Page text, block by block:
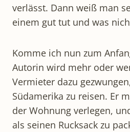
verlässt. Dann weiß man
einem gut tut und was
Komme ich nun zum
Autorin wird mehr oder
Vermieter dazu
Südamerika zu reisen. Er
der Wohnung verlegen,
als seinen Rucksack zu